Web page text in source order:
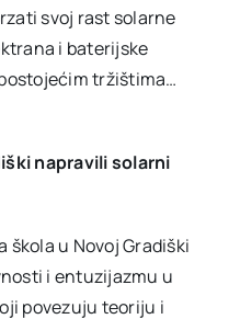
svoj rast solarne
i baterijske
tržištima…
napravili solarni
u Novoj Gradiški
i entuzijazmu u
povezuju teoriju i